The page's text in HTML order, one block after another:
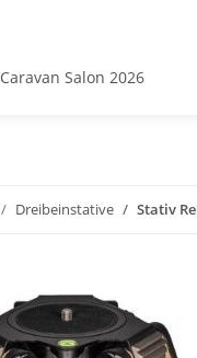
Caravan Salon 2026
Dreibeinstative Stativ